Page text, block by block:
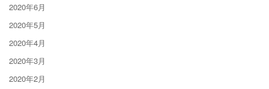
2020年6月
2020年5月
2020年4月
2020年3月
2020年2月